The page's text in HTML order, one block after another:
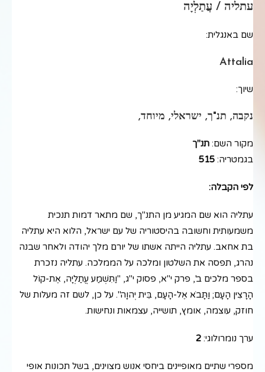
עתליה / עֲתַלְיָה
שם באנגלית:
Attalia
שיוך:
נקבה, תנ"ך, ישראלי, מיוחד,
מקור השם: תנ"ך
בגמטריה: 515
לפי הקבלה:
עתליה הוא שם המגיע מן התנ"ך, שם מתאר דמות תנכית
משמעותית וחשובה בהיסטוריה של עם ישראל, הלוא היא עתליה
בת אחאב. עתליה הייתה אשתו של יורם מלך יהודה ולאחר שבנה
נהרג, תפסה את השלטון ומלכה על הממלכה. עתליה נזכרת
בספר מלכים ב', פרק י"א, פסוק י"ג, "וַתִּשְׁמַע עֲתַלְיָה, אֶת-קוֹל
הָרָצִין הָעָם; וַתָּבֹא אֶל-הָעָם, בֵּית יְהוָה". על כן, לשם זה מעלות של
חוזק, עוצמה, אומץ, תושייה, עצמאות ונחישות.
ערך נומרולוגי: 2
מספרי שתיים מאופיינים ביחסי אנוש מצוינים, בשל תכונות אופי